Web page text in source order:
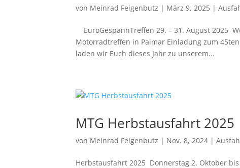
von Meinrad Feigenbutz | März 9, 2025 |
EuroGespannTreffen 29. – 31. August 2025
Motorradtreffen in Paimar Einladung zum
laden wir Euch dieses Jahr zu unserem...
MTG Herbstausfahrt 2025
von Meinrad Feigenbutz | Nov. 8, 2024 |
Herbstausfahrt 2025 Donnerstag 2. Oktober